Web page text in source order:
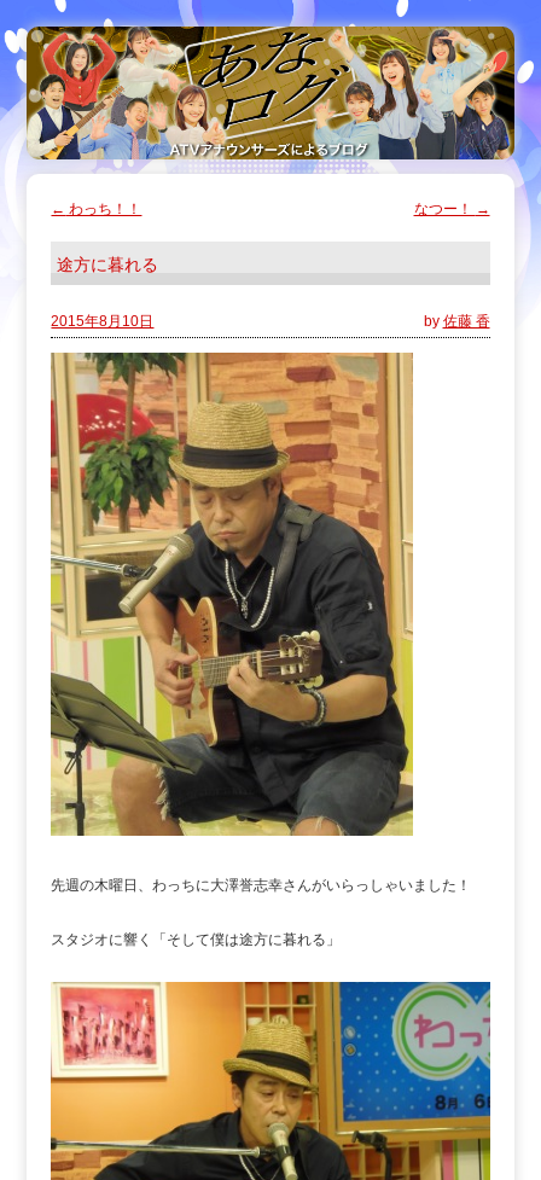
← わっち！！ なつー！ →
途方に暮れる
2015年8月10日 by 佐藤 香
先週の木曜日、わっちに大澤誉志幸さんがいらっしゃいました！
スタジオに響く「そして僕は途方に暮れる」